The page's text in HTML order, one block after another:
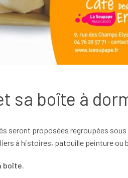
sa boîte à
seront proposées regroupées sous
à histoires, patouille peinture ou
boîte.